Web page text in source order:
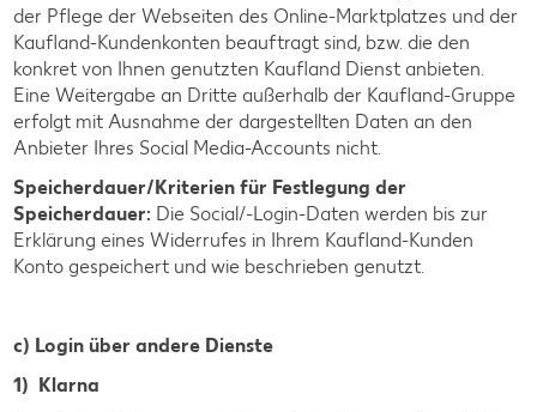
der Pflege der Webseiten des Online-Marktplatzes und der
Kaufland-Kundenkonten beauftragt sind, bzw. die den
konkret von Ihnen genutzten Kaufland Dienst anbieten.
Eine Weitergabe an Dritte außerhalb der Kaufland-Gruppe
erfolgt mit Ausnahme der dargestellten Daten an den
Anbieter Ihres Social Media-Accounts nicht.
Speicherdauer/Kriterien für Festlegung der
Speicherdauer: Die Social/-Login-Daten werden bis zur
Erklärung eines Widerrufes in Ihrem Kaufland-Kunden
Konto gespeichert und wie beschrieben genutzt.
c) Login über andere Dienste
1) Klarna